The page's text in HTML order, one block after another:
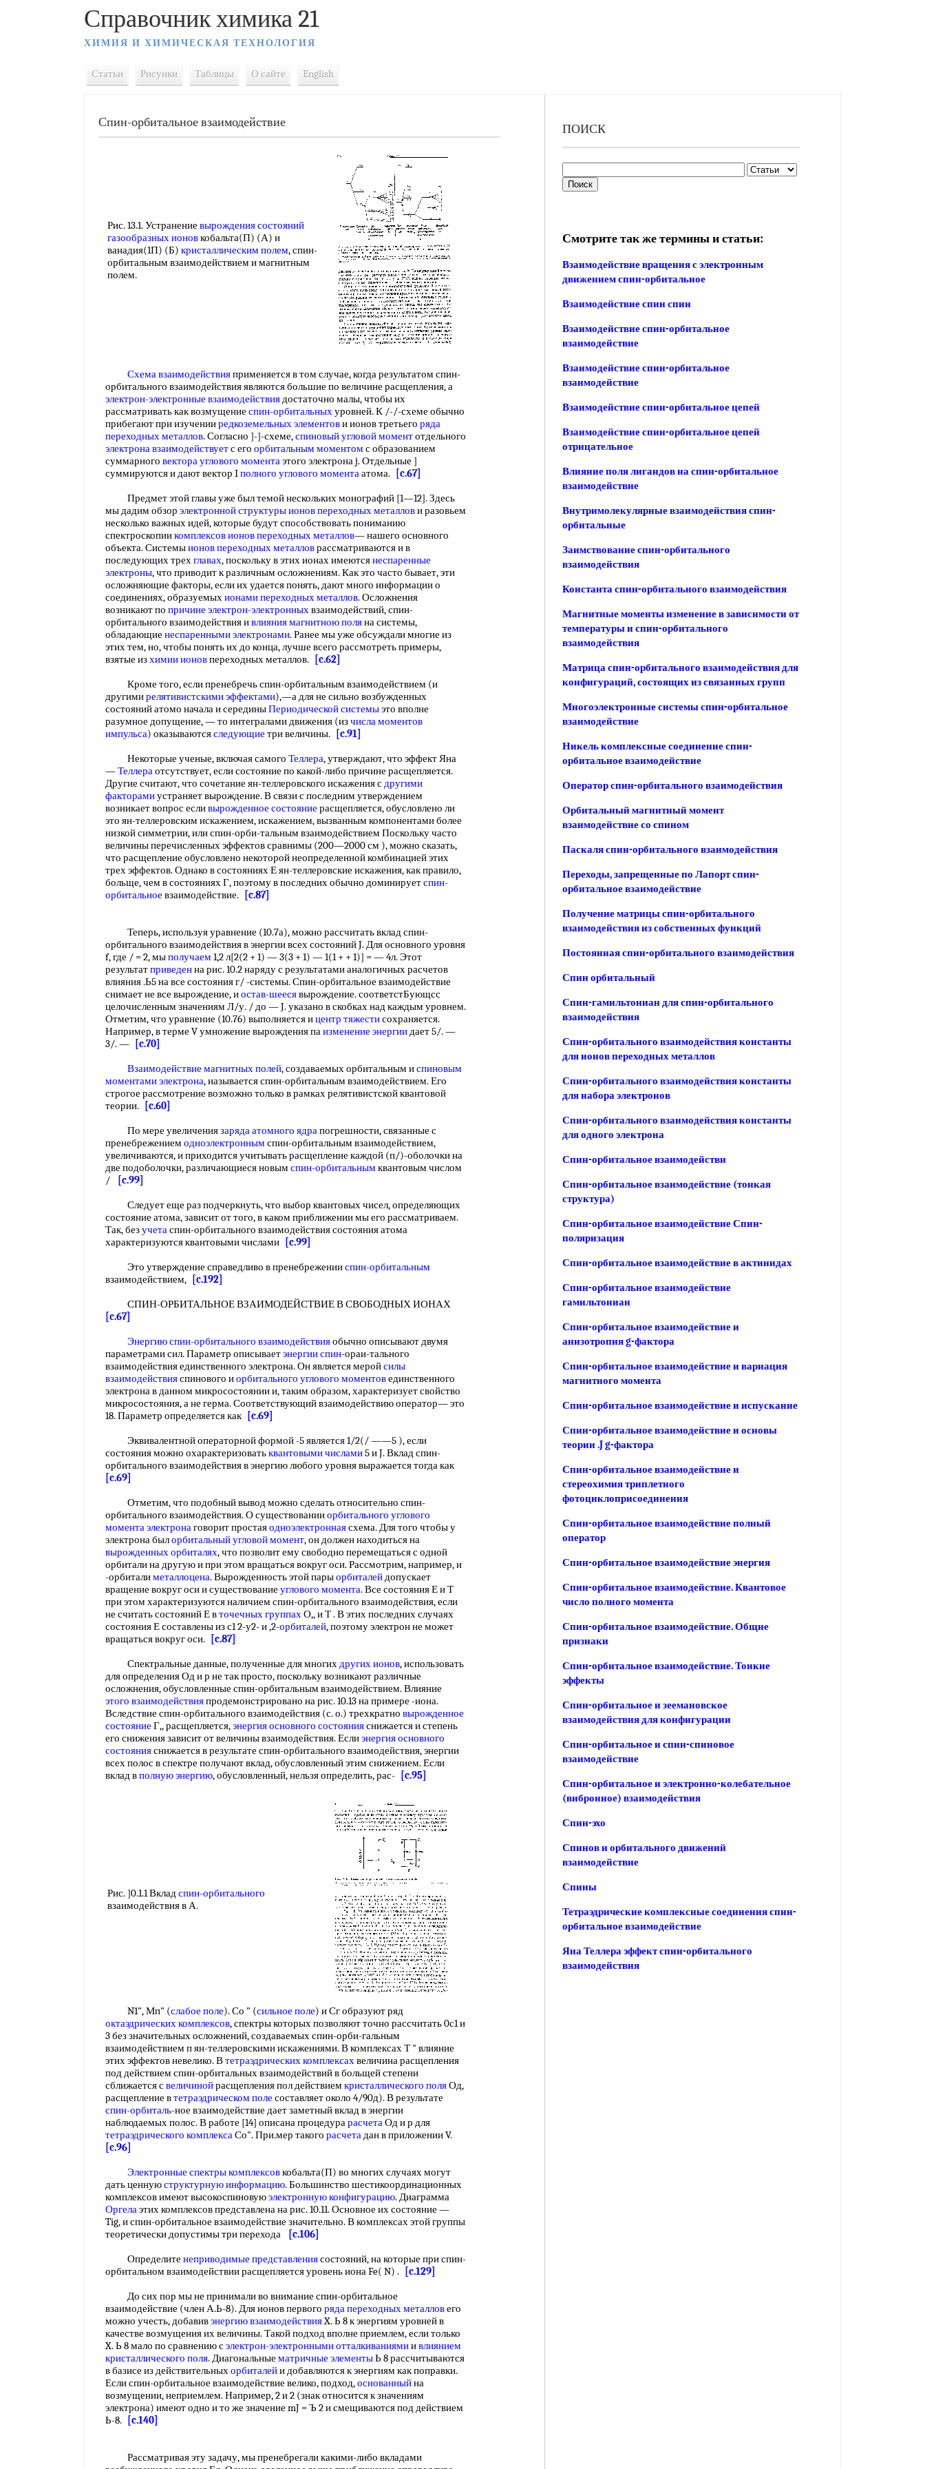
Справочник химика 21
ХИМИЯ И ХИМИЧЕСКАЯ ТЕХНОЛОГИЯ
Статьи Рисунки Таблицы О сайте English
Спин-орбитальное взаимодействие
Рис. 13.1. Устранение вырождения состояний
газообразных ионовкобальта(П) (А) и
ванадия(1П) (Б) кристаллическим полем, спин-
орбитальным взаимодействием и магнитным
полем.
Схема взаимодействияприменяется в том случае, когда результатом спин-
орбитального взаимодействия являются большие по величине расщепления, а
электрон-электронные взаимодействиядостаточно малы, чтобы их
рассматривать как возмущение спин-орбитальныхуровней. К /-/-схеме обычно
прибегают при изученииредкоземельных элементови ионов третьего ряда
переходных металлов. Согласно ]-]-схеме,спиновый угловой моментотдельного
электрона взаимодействуетс его орбитальным моментом с образованием
суммарного вектора углового моментаэтого электрона j. Отдельные ]
суммируются и дают вектор Iполного углового моментаатома.
[c.67]
Предмет этой главы уже был темой нескольких монографий [1—12]. Здесь
мы дадим обзор электронной структуры ионовпереходных металлови разовьем
несколько важных идей, которые будут способствовать пониманию
спектроскопиикомплексов ионов переходных металлов— нашего основного
объекта. Системыионов переходных металловрассматриваются и в
последующих трехглавах, поскольку в этих ионах имеютсянеспаренные
электроны, что приводит к различным осложнениям. Как это часто бывает, эти
осложняющие факторы, если их удается понять, дают много информации о
соединениях, образуемыхионами переходных металлов. Осложнения
возникают по причине электрон-электронныхвзаимодействий, спин-
орбитального взаимодействия ивлияния магнитною поляна системы,
обладающие неспаренными электронами. Ранее мы уже обсуждали многие из
этих тем, но, чтобы понять их до конца, лучше всего рассмотреть примеры,
взятые изхимии ионовпереходных металлов.
[c.62]
Кроме того, если пренебречь спин-орбитальным взаимодействием (и
другимирелятивистскими эффектами),—а для не сильно возбужденных
состояний атомо начала и серединыПериодической системыэто вполне
разумное допущение, — то интегралами движения (изчисламоментов
импульса) оказываютсяследующие три величины.
[c.91]
Некоторые ученые, включая самого Теллера, утверждают, что эффект Яна
—Теллераотсутствует, если состояние по какой-либо причине расщепляется.
Другие считают, что сочетание ян-теллеровского искажения сдругими
факторамиустраняет вырождение. В связи с последним утверждением
возникает вопрос есливырожденное состояние расщепляется, обусловлено ли
это ян-теллеровским искажением, искажением, вызванным компонентами более
низкой симметрии, или спин-орби-тальным взаимодействием Поскольку часто
величины перечисленных эффектов сравнимы (200—2000 см ), можно сказать,
что расщепление обусловлено некоторой неопределенной комбинацией этих
трех эффектов. Однако в состояниях Е ян-теллеровские искажения, как правило,
больще, чем в состояниях Г, поэтому в последних обычно доминируетспин-
орбитальное взаимодействие. [c.87]
Теперь, используя уравнение (10.7а), можно рассчитать вклад спин-
орбитального взаимодействия в энергии всех состояний J. Для основного уровня
f, где / = 2, мыполучаем 1,2 л[2(2 + 1) — 3(3 + 1) — 1(1 + + 1)] = — 4л. Этот
результатприведенна рис. 10.2 наряду с результатами аналогичных расчетов
влияния .Ь5 на все состояния г/ -системы. Спин-орбитальное взаимодействие
снимает не все вырождение, иостав-шеесявырождение. соответстБующсс
целочисленным значениям Л/у. / до — J. указано в скобках над каждым уровнем.
Отметим, что уравнение (10.76) выполняется ицентр тяжестисохраняется.
Например, в терме V умножение вырождения паизменение энергиидает 5/. —
3/. —
[c.70]
Взаимодействие магнитных полей, создаваемых орбитальным испиновым
моментами электрона, называется спин-орбитальным взаимодействием. Его
строгое рассмотрение возможно только в рамках релятивистской квантовой
теории.
[c.60]
По мере увеличениязаряда атомного ядрапогрешности, связанные с
пренебрежением одноэлектронным спин-орбитальным взаимодействием,
увеличиваются, и приходится учитывать расщепление каждой (п/)-оболочки на
две подоболочки, различающиеся новым спин-орбитальным квантовым числом
/
[c.99]
Следует еще раз подчеркнуть, что выбор квантовых чисел, определяющих
состояние атома, зависит от того, в каком приближении мы его рассматриваем.
Так, безучетаспин-орбитального взаимодействия состояния атома
характеризуются квантовыми числами
[c.99]
Это утверждение справедливо в пренебреженииспин-орбитальным
взаимодействием,
[c.192]
СПИН-ОРБИТАЛЬНОЕ ВЗАИМОДЕЙСТВИЕ В СВОБОДНЫХ ИОНАХ
[c.67]
Энергию спин-орбитального взаимодействияобычно описывают двумя
параметрами сил. Параметр описываетэнергии спин-ораи-тального
взаимодействия единственного электрона. Он является меройсилы
взаимодействияспинового иорбитального углового моментовединственного
электрона в данном микросостоянии и, таким образом, характеризует свойство
микросостояния, а не герма. Соответствующий взаимодействию оператор— это
18. Параметр определяется как [c.69]
Эквивалентной операторной формой -5 является 1/2(/ ——5 ), если
состояния можно охарактеризоватьквантовыми числами5 и J. Вклад спин-
орбитального взаимодействия в энергию любого уровня выражается тогда как
[c.69]
Отметим, что подобный вывод можно сделать относительно спин-
орбитального взаимодействия. О существованииорбитального углового
момента электронаговорит простаяодноэлектроннаясхема. Для того чтобы у
электрона былорбитальный угловой момент, он должен находиться на
вырожденных орбиталях, что позволит ему свободно перемещаться с одной
орбитали на другую и при этом вращаться вокруг оси. Рассмотрим, например, и
-орбиталиметаллоцена. Вырожденность этой парыорбиталейдопускает
вращение вокруг оси и существование углового момента. Все состояния Е и Т
при этом характеризуются наличием спин-орбитального взаимодействия, если
не считать состояний Е вточечных группахО,, и Т . В этих последних случаях
состояния Е составлены из с1 2-у2- и ,2-орбиталей, поэтому электрон не может
вращаться вокруг оси.
[c.87]
Спектральные данные, полученные для многихдругих ионов, использовать
для определения Од и р не так просто, поскольку возникают различные
осложнения, обусловленные спин-орбитальным взаимодействием. Влияние
этого взаимодействияпродемонстрировано на рис. 10.13 на примере -иона.
Вследствие спин-орбитального взаимодействия (с. о.) трехкратно вырожденное
состояние Г,, расщепляется,энергия основного состоянияснижается и степень
его снижения зависит от величины взаимодействия. Еслиэнергия основного
состоянияснижается в результате спин-орбитального взаимодействия, энергии
всех полос в спектре получают вклад, обусловленный этим снижением. Если
вклад вполную энергию, обусловленный, нельзя определить, рас- [c.95]
Рис. ]0.1.1 Вкладспин-орбитального
взаимодействия в А.
N1", Мп" (слабое поле). Со " (сильное поле) и Сг образуют ряд
октаэдрических комплексов, спектры которых позволяют точно рассчитать 0с1 и
3 без значительных осложнений, создаваемых спин-орби-гальным
взаимодействием п ян-теллеровскими искажениями. В комплексах Т " влияние
этих эффектов невелико. Втетраэдрических комплексахвеличина расщепления
под действием спин-орбитальных взаимодействий в больщей степени
сближается свеличинойрасщепления пол действием кристаллического поляОд,
расщепление втетраэдрическом поле составляет около 4/90д). В результате
спин-орбиталь-ное взаимодействие дает заметный вклад в энергии
наблюдаемых полос. В работе [14] описана процедурарасчетаОд и р для
тетраэдрического комплексаСо". При.мер такого расчетадан в приложении V.
[c.96]
Электронные спектры комплексовкобальта(П) во многих случаях могут
дать ценнуюструктурную информацию. Большинство шестикоординационных
комплексов имеют высокоспиновуюэлектронную конфигурацию. Диаграмма
Оргелаэтих комплексов представлена на рис. 10.11. Основное их состояние —
Tig, и спин-орбитальное взаимодействие значительно. В комплексах этой группы
теоретически допустимы три перехода
[c.106]
Определите неприводимые представлениясостояний, на которые при спин-
орбитальном взаимодействии расщепляется уровень иона Fe( N) .
[c.129]
До сих пор мы не принимали во внимание спин-орбитальное
взаимодействие (член А.Ь-8). Для ионов первого рядапереходных металловего
можно учесть, добавивэнергию взаимодействияX. Ь 8 к энергиям уровней в
качестве возмущения их величины. Такой подход вполне приемлем, если только
X. Ь 8 мало по сравнению сэлектрон-электронными отталкиваниямиивлиянием
кристаллического поля. Диагональные матричные элементыЬ 8 рассчитываются
в базисе из действительныхорбиталейи добавляются к энергиям как поправки.
Если спин-орбитальное взаимодействие велико, подход,основанныйна
возмущении, неприемлем. Например, 2 и 2 (знак относится к значениям
электрона) имеют одно и то же значение mJ = Ъ 2 и смещиваются под действием
Ь-8.
[c.140]
Рассматривая эту задачу, мы пренебрегали какими-либо вкладами
ПОИСК
Смотрите так же термины и статьи:
Взаимодействие вращения с электронным
движением спин-орбитальное
Взаимодействие спин спин
Взаимодействие спин-орбитальное
взаимодействие
Взаимодействие спин-орбитальное
взаимодействие
Взаимодействие спин-орбитальное цепей
Взаимодействие спин-орбитальное цепей
отрицательное
Влияние поля лигандов на спин-орбитальное
взаимодействие
Внутримолекулярные взаимодействия спин-
орбитальные
Заимствование спин-орбитального
взаимодействия
Константа спин-орбитального взаимодействия
Магнитные моменты изменение в зависимости от
температуры и спин-орбитального
взаимодействия
Матрица спин-орбитального взаимодействия для
конфигураций, состоящих из связанных групп
Многоэлектронные системы спин-орбитальное
взаимодействие
Никель комплексные соединение спин-
орбитальное взаимодействие
Оператор спин-орбитального взаимодействия
Орбитальный магнитный момент
взаимодействие со спином
Паскаля спин-орбитального взаимодействия
Переходы, запрещенные по Лапорт спин-
орбитальное взаимодействие
Получение матрицы спин-орбитального
взаимодействия из собственных функций
Постоянная спин-орбитального взаимодействия
Спин орбитальный
Спин-гамильтониан для спин-орбитального
взаимодействия
Спин-орбитального взаимодействия константы
для ионов переходных металлов
Спин-орбитального взаимодействия константы
для набора электронов
Спин-орбитального взаимодействия константы
для одного электрона
Спин-орбитальное взаимодействи
Спин-орбитальное взаимодействие (тонкая
структура)
Спин-орбитальное взаимодействие Спин-
поляризация
Спин-орбитальное взаимодействие в актинидах
Спин-орбитальное взаимодействие
гамильтониан
Спин-орбитальное взаимодействие и
анизотропия g-фактора
Спин-орбитальное взаимодействие и вариация
магнитного момента
Спин-орбитальное взаимодействие и испускание
Спин-орбитальное взаимодействие и основы
теории .J g-фактора
Спин-орбитальное взаимодействие и
стереохимия триплетного
фотоциклоприсоединения
Спин-орбитальное взаимодействие полный
оператор
Спин-орбитальное взаимодействие энергия
Спин-орбитальное взаимодействие. Квантовое
число полного момента
Спин-орбитальное взаимодействие. Общие
признаки
Спин-орбитальное взаимодействие. Тонкие
эффекты
Спин-орбитальное и зеемановское
взаимодействия для конфигурации
Спин-орбитальное и спин-спиновое
взаимодействие
Спин-орбитальное и электронно-колебательное
(вибронное) взаимодействия
Спин-эхо
Спинов и орбитального движений
взаимодействие
Спины
Тетраэдрические комплексные соединения спин-
орбитальное взаимодействие
Яна Теллера эффект спин-орбитального
взаимодействия